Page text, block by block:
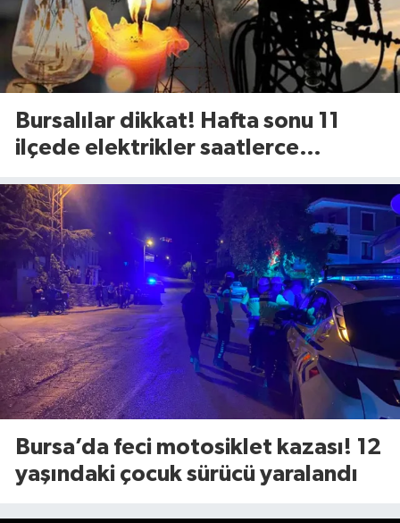
Bursalılar dikkat! Hafta sonu 11
ilçede elektrikler saatlerce
Bursa’da feci motosiklet kazası! 12
yaşındaki çocuk sürücü yaralandı